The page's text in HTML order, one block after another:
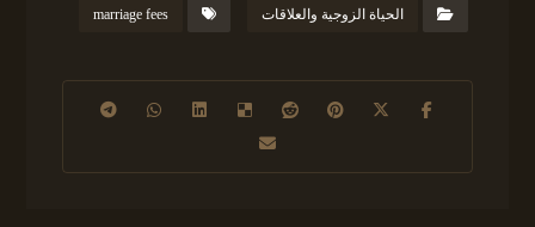
الحياة الزوجية والعلاقات marriage fees